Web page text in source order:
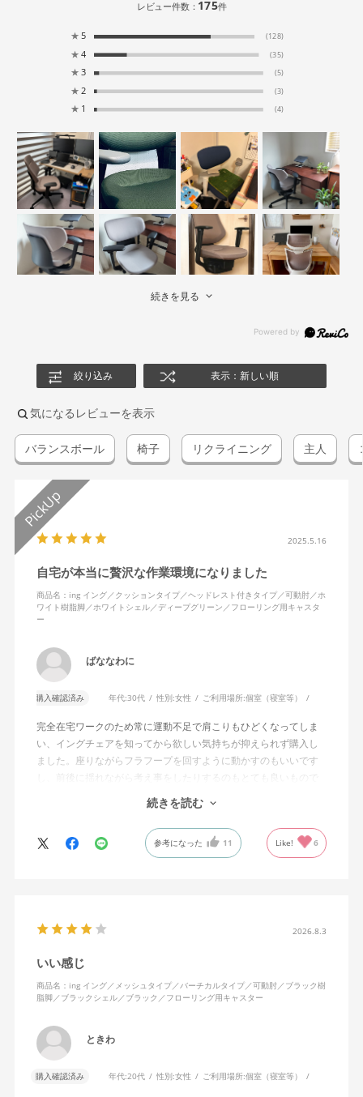
レビュー件数： 175件
★ 5 (128)
★ 4 (35)
★ 3 (5)
★ 2 (3)
★ 1 (4)
続きを見る
絞り込み 表示：新しい順
気になるレビューを表示
バランスボール 椅子 リクライニング 主人
2025.5.16
自宅が本当に贅沢な作業環境になりました
商品名：ing イング／クッションタイプ／ヘッドレスト付きタイプ／可動肘／ホ
ワイト樹脂脚／ホワイトシェル／ディープグリーン／フローリング用キャスタ
ー
ばななわに
購入確認済み 年代:30代 性別:女性 ご利用場所:個室（寝室等）
完全在宅ワークのため常に運動不足で肩こりもひどくなってしま
い、イングチェアを知ってから欲しい気持ちが抑えられず購入し
ました。座りながらフラフープを回すように動かすのもいいです
し、前後に揺れながら考え事をしたりするのもとても良いもので
す。カチャカチャ音が鳴るわけではないのですが、オフィスで揺
れてばっかだと怒られそうですが、自宅なら何も気にせずに使え
特に前後に揺らす時にヘッドレストありで購入して良かったと思
えます。揺れを止める機能もちゃんとあります。
続きを読む
参考になった 11 Like! 6
2026.8.3
いい感じ
商品名：ing イング／メッシュタイプ／バーチカルタイプ／可動肘／ブラック樹
脂脚／ブラックシェル／ブラック／フローリング用キャスター
ときわ
購入確認済み 年代:20代 性別:女性 ご利用場所:個室（寝室等）